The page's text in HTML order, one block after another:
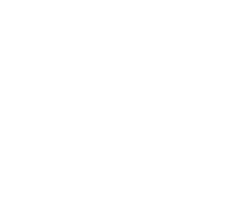
en espèces et d'autres